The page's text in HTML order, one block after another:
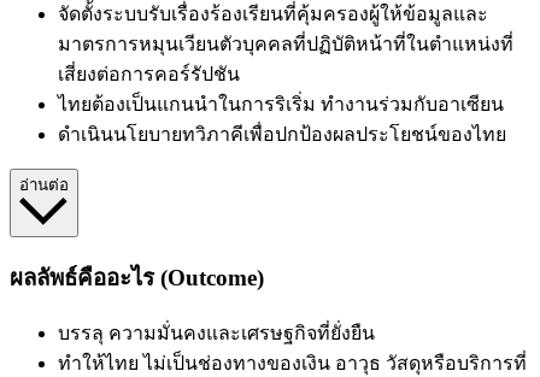
จัดตั้งระบบรับเรื่องร้องเรียนที่คุ้มครองผู้ให้ข้อมูลและ
มาตรการหมุนเวียนตัวบุคคลที่ปฏิบัติหน้าที่ในตำแหน่งที่
เสี่ยงต่อการคอร์รัปชัน
ไทยต้องเป็นแกนนำในการริเริ่ม ทำงานร่วมกับอาเซียน
ดำเนินนโยบายทวิภาคีเพื่อปกป้องผลประโยชน์ของไทย
อ่านต่อ
ผลลัพธ์คืออะไร (Outcome)
บรรลุ ความมั่นคงและเศรษฐกิจที่ยั่งยืน
ทำให้ไทย ไม่เป็นช่องทางของเงิน อาวุธ วัสดุหรือบริการที่